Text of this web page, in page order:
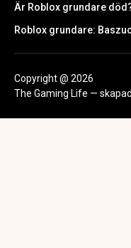
Är Roblox grundare
Roblox grundare:
Copyright @ 2026
The Gaming Life —